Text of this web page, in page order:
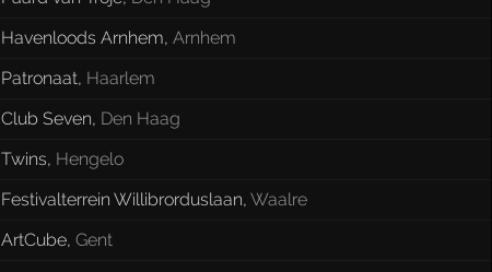
Havenloods Arnhem, Arnhem
Patronaat, Haarlem
Club Seven, Den Haag
Twins, Hengelo
Festivalterrein Willibrorduslaan, Waalre
ArtCube, Gent